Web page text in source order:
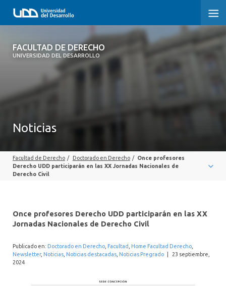
FACULTAD DE DERECHO
UNIVERSIDAD DEL DESARROLLO
FACULTAD DE DERECHO
SOBRE LA FACULTAD
PROFESORES
INTERNACIONAL
Noticias
Facultad de Derecho / Doctorado en Derecho / Once profesores
Derecho UDD participarán en las XX Jornadas Nacionales de
Derecho Civil
Once profesores Derecho UDD participarán en las XX
Jornadas Nacionales de Derecho Civil
Publicado en: Doctorado en Derecho Facultad Home Facultad Derecho
Newsletter, Noticias Noticias destacadas Noticias Pregrado
23 septiembre,
2024